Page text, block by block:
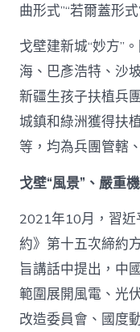
曲形式”“若爾蓋形式
戈壁建新城“妙方”
海、巴彥浩特、沙
新疆生孩子扶植兵
城鎮和綠洲獲得扶
等，均為兵團管轄
戈壁“風景”、嚴重
2021年10月，習
約》第十五次締約
旨講話中提出，中
範圍展開風電、光
改造委員會、國度